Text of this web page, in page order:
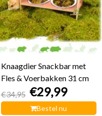
Knaagdier Snackbar met
Fles & Voerbakken 31 cm
€34,95 €29,99
Bestel nu